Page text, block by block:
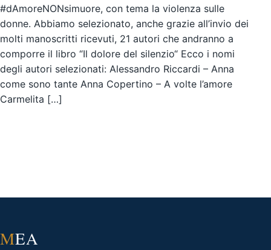
#dAmoreNONsimuore, con tema la violenza sulle
donne. Abbiamo selezionato, anche grazie all’invio dei
molti manoscritti ricevuti, 21 autori che andranno a
comporre il libro “Il dolore del silenzio“ Ecco i nomi
degli autori selezionati: Alessandro Riccardi – Anna
come sono tante Anna Copertino – A volte l’amore
Carmelita […]
MEA